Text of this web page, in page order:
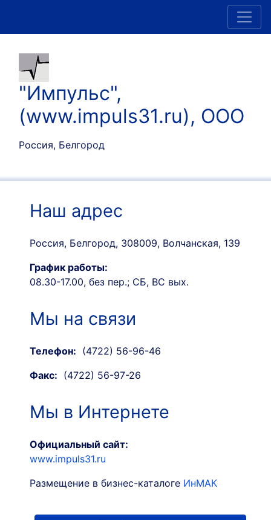
"Импульс",
(www.impuls31.ru), ООО
Россия, Белгород
Наш адрес
Россия, Белгород, 308009, Волчанская, 139
График работы:
08.30-17.00, без пер.; СБ, ВС вых.
Мы на связи
Телефон: (4722) 56-96-46
Факс: (4722) 56-97-26
Мы в Интернете
Официальный сайт:
www.impuls31.ru
Размещение в бизнес-каталоге ИнМАК